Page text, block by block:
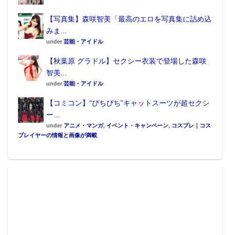
【写真集】森咲智美「最高のエロを写真集に詰め込
みま...
under 芸能・アイドル
【秋葉原 グラドル】セクシー衣装で登場した森咲
智美...
under 芸能・アイドル
【コミコン】“ぴちぴち”キャットスーツが超セクシ
ー...
under アニメ・マンガ, イベント・キャンペーン, コスプレ｜コス
プレイヤーの情報と画像が満載